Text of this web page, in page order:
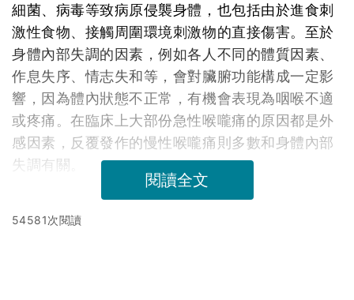
細菌、病毒等致病原侵襲身體，也包括由於進食刺
激性食物、接觸周圍環境刺激物的直接傷害。至於
身體內部失調的因素，例如各人不同的體質因素、
作息失序、情志失和等，會對臟腑功能構成一定影
響，因為體內狀態不正常，有機會表現為咽喉不適
或疼痛。在臨床上大部份急性喉嚨痛的原因都是外
感因素，反覆發作的慢性喉嚨痛則多數和身體內部
失調有關。
閱讀全文
54581次閱讀